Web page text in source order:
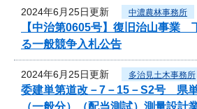
2024年6月25日更新 中濃農林事務所
【中治第0605号】復旧治山事
る一般競争入札公告
2024年6月25日更新 多治見土木事務所
委建単第道改－7－15－S2号 県
（一般分）（配当測試）測量設計